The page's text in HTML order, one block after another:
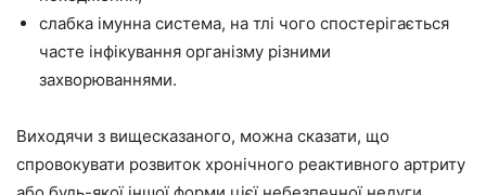
слабка імунна система, на тлі чого спостерігається
часте інфікування організму різними
захворюваннями.
Виходячи з вищесказаного, можна сказати, що
спровокувати розвиток хронічного реактивного артриту